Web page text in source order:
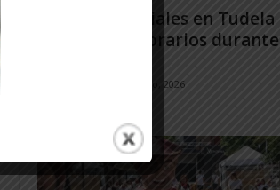
Fuegos artificiales en Tudela
2026: días y horarios durante
24 julio, 2026